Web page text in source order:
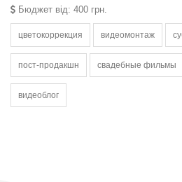
Бюджет від: 400 грн.
цветокоррекция видеомонтаж
пост-продакшн свадебные фильмы
видеоблог